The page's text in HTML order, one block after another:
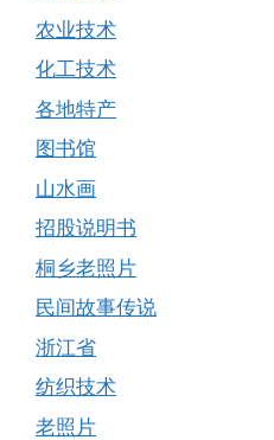
农业技术
化工技术
各地特产
图书馆
山水画
招股说明书
桐乡老照片
民间故事传说
浙江省
纺织技术
老照片